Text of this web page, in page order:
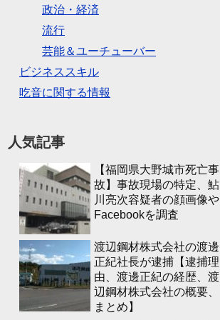
政治・経済
流行
芸能＆ユーチューバー
ビジネススキル
吃音に関する情報
人気記事
【福岡県大野城市死亡事
故】事故現場の特定、鮎
川亮次容疑者の顔画像や
Facebookを調査
渡辺鋼材株式会社の渡邊
正紀社長が逮捕【逮捕理
由、渡邊正紀の経歴、渡
辺鋼材株式会社の概要、
まとめ】